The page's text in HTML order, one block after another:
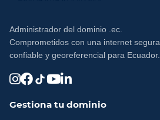
Administrador del dominio .ec.
Comprometidos con una internet segura,
confiable y georeferencial para Ecuador.
Gestiona tu dominio